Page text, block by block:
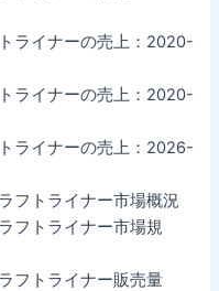
ライナーの売上：2020-
ライナーの売上：2020-
ライナーの売上：2026-
フトライナー市場概況
フトライナー市場規
フトライナー販売量